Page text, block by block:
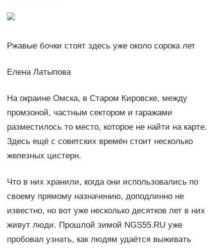
Ржавые бочки стоят здесь уже около сорока лет
Елена Латыпова
На окраине Омска, в Старом Кировске, между
промзоной, частным сектором и гаражами
разместилось то место, которое не найти на карте.
Здесь ещё с советских времён стоит несколько
железных цистерн.
Что в них хранили, когда они использовались по
своему прямому назначению, доподлинно не
известно, но вот уже несколько десятков лет в них
живут люди. Прошлой зимой NGS55.RU уже
пробовал узнать, как людям удаётся выживать